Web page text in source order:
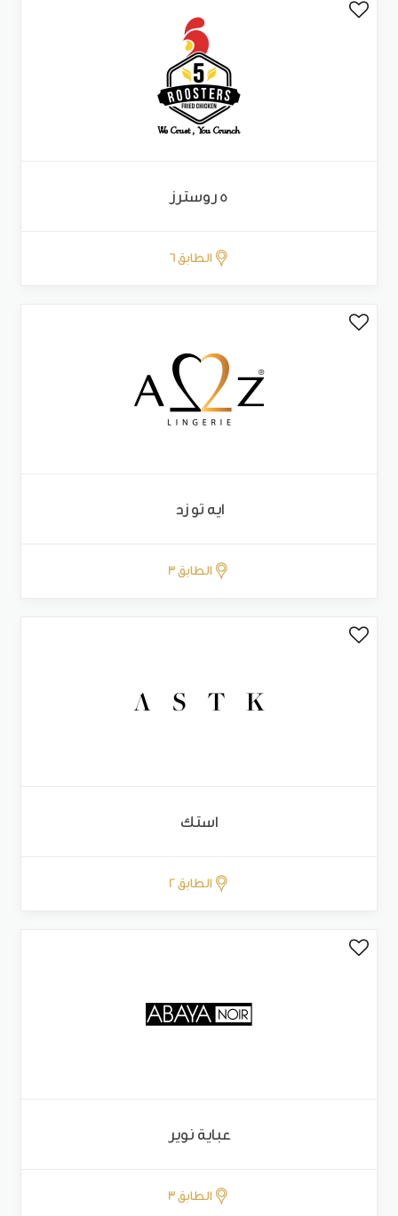
5 روسترز
الطابق 6
ايه تو زد
الطابق 3
استك
الطابق 2
عباية نوير
الطابق 3